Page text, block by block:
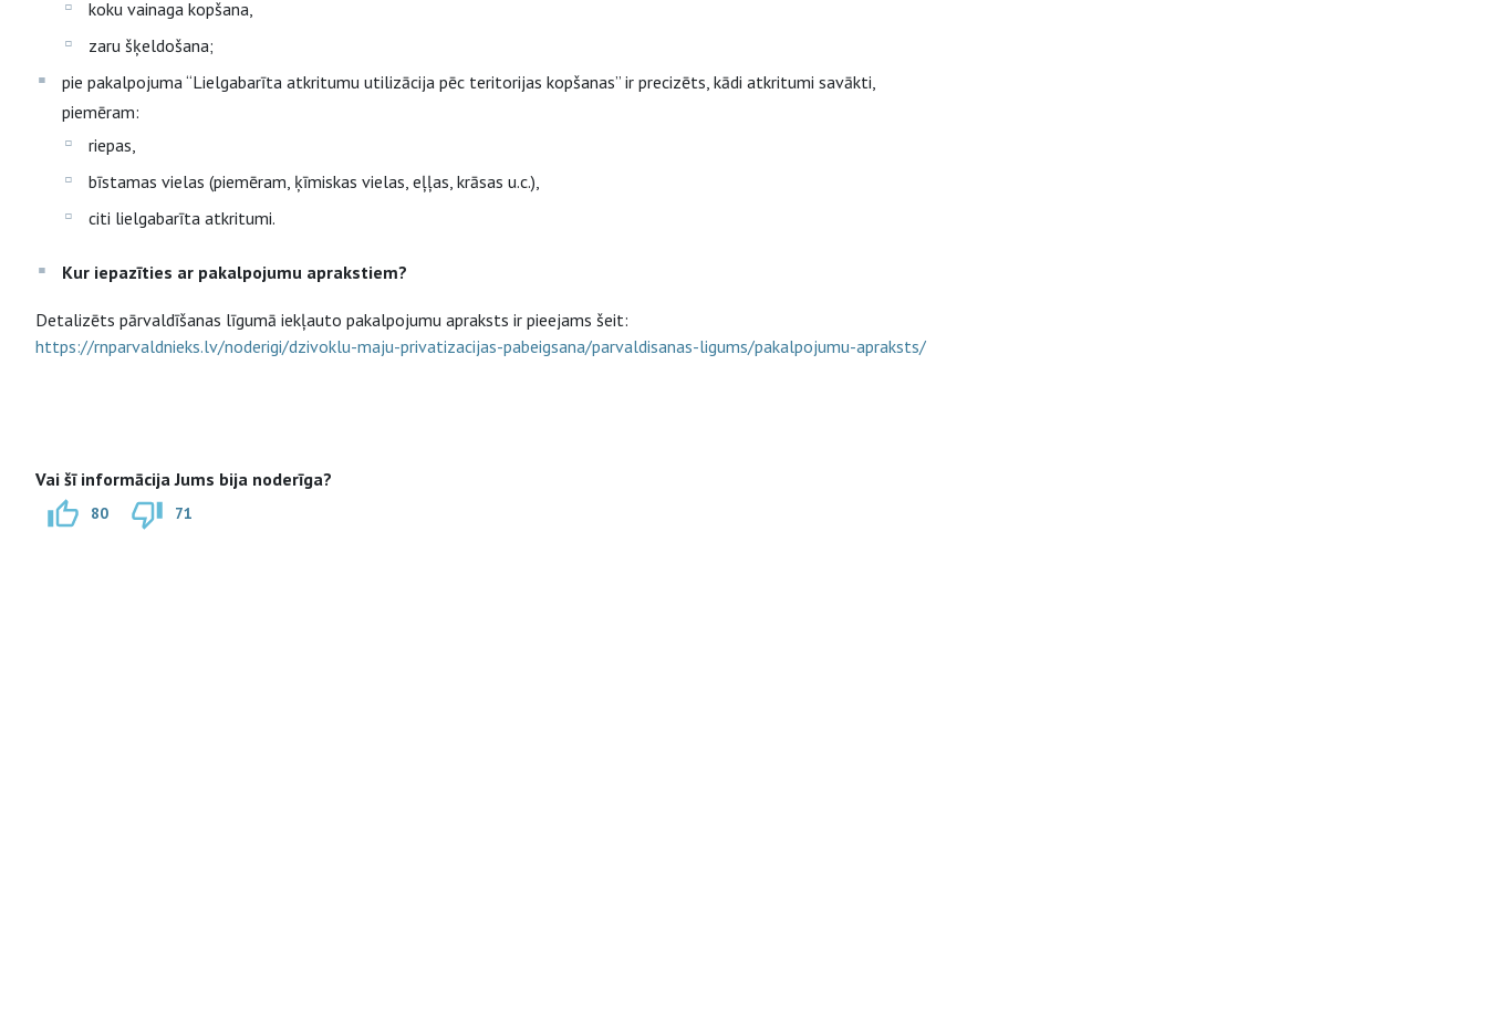
koku vainaga kopšana,
zaru šķeldošana;
pie pakalpojuma “Lielgabarīta atkritumu utilizācija pēc teritorijas kopšanas” ir precizēts, kādi atkritumi savākti,
piemēram:
riepas,
bīstamas vielas (piemēram, ķīmiskas vielas, eļļas, krāsas u.c.),
citi lielgabarīta atkritumi.
Kur iepazīties ar pakalpojumu aprakstiem?
Detalizēts pārvaldīšanas līgumā iekļauto pakalpojumu apraksts ir pieejams šeit:
https://rnparvaldnieks.lv/noderigi/dzivoklu-maju-privatizacijas-pabeigsana/parvaldisanas-ligums/pakalpojumu-apraksts/
Vai šī informācija Jums bija noderīga?
80 71